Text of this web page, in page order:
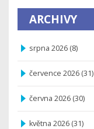
ARCHIVY
srpna 2026 (8)
července 2026 (31)
června 2026 (30)
května 2026 (31)